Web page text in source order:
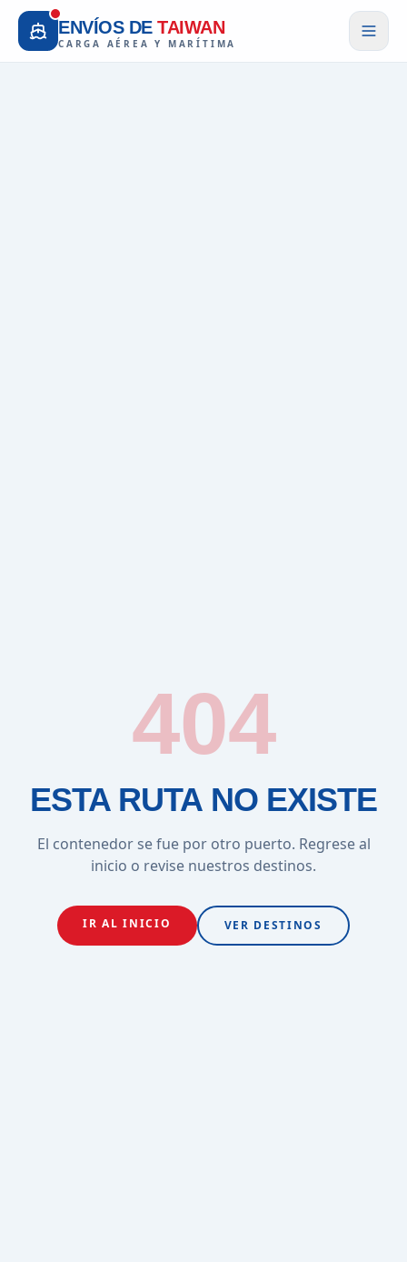
ENVÍOS DE TAIWAN
CARGA AÉREA Y MARÍTIMA
404
ESTA RUTA NO EXISTE
El contenedor se fue por otro puerto. Regrese al
inicio o revise nuestros destinos.
IR AL INICIO VER DESTINOS